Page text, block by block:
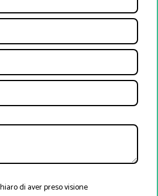
di aver preso visione